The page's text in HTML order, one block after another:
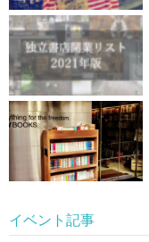
イベント記事